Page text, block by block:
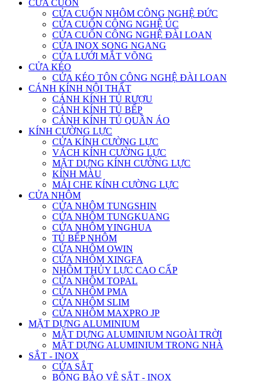
CỬA CUỐN
CỬA CUỐN NHÔM CÔNG NGHỆ ĐỨC
CỬA CUỐN CÔNG NGHỆ ÚC
CỬA CUỐN CÔNG NGHỆ ĐÀI LOAN
CỬA INOX SONG NGANG
CỬA LƯỚI MẮT VÕNG
CỬA KÉO
CỬA KÉO TÔN CÔNG NGHỆ ĐÀI LOAN
CÁNH KÍNH NỘI THẤT
CÁNH KÍNH TỦ RƯỢU
CÁNH KÍNH TỦ BẾP
CÁNH KÍNH TỦ QUẦN ÁO
KÍNH CƯỜNG LỰC
CỬA KÍNH CƯỜNG LỰC
VÁCH KÍNH CƯỜNG LỰC
MẶT DỰNG KÍNH CƯỜNG LỰC
KÍNH MÀU
MÁI CHE KÍNH CƯỜNG LỰC
CỬA NHÔM
CỬA NHÔM TUNGSHIN
CỬA NHÔM TUNGKUANG
CỬA NHÔM YINGHUA
TỦ BẾP NHÔM
CỬA NHÔM OWIN
CỬA NHÔM XINGFA
NHÔM THỦY LỰC CAO CẤP
CỬA NHÔM TOPAL
CỬA NHÔM PMA
CỬA NHÔM SLIM
CỬA NHÔM MAXPRO JP
MẶT DỰNG ALUMINIUM
MẶT DỰNG ALUMINIUM NGOÀI TRỜI
MẶT DỰNG ALUMINIUM TRONG NHÀ
SẮT - INOX
CỬA SẮT
BÔNG BẢO VỆ SẮT - INOX